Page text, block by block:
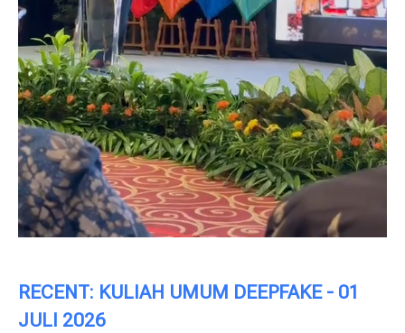
RECENT: KULIAH UMUM DEEPFAKE - 01
JULI 2026